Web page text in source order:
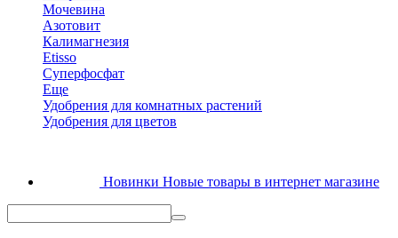
Мочевина
Азотовит
Калимагнезия
Etisso
Суперфосфат
Еще
Удобрения для комнатных растений
Удобрения для цветов
Новинки Новые товары в интернет магазине